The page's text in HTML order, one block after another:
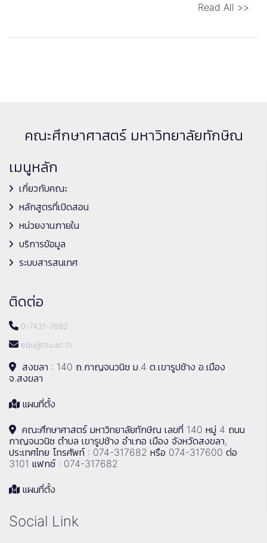
Read All >>
คณะศึกษาศาสตร์ มหาวิทยาลัยทักษิณ
เมนูหลัก
เกี่ยวกับคณะ
หลักสูตรที่เปิดสอน
หน่วยงานภายใน
บริการข้อมูล
ระบบสารสนเทศ
ติดต่อ
0-7431-7682
edu@tsu.ac.th
สงขลา : 140 ถ.กาญจนวนิช ม.4 ต.เขารูปช้าง อ.เมือง
จ.สงขลา
แผนที่ตั้ง
คณะศึกษาศาสตร์ มหาวิทยาลัยทักษิณ เลขที่ 140 หมู่ 4 ถนน
กาญจนวนิช ตำบล เขารูปช้าง อำเภอ เมือง จังหวัดสงขลา,
ประเทศไทย โทรศัพท์ : 074-317682 หรือ 074-317600 ต่อ
3101 แฟกซ์ : 074-317682
แผนที่ตั้ง
Social Link